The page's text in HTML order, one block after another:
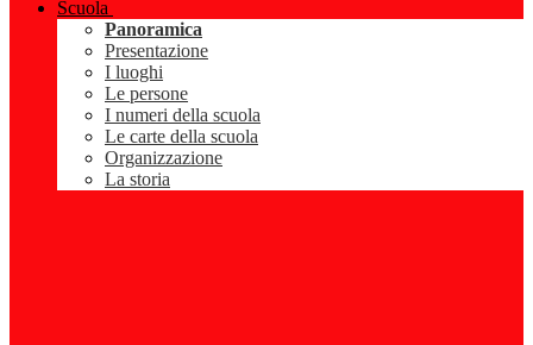
Scuola
Panoramica
Presentazione
I luoghi
Le persone
I numeri della scuola
Le carte della scuola
Organizzazione
La storia